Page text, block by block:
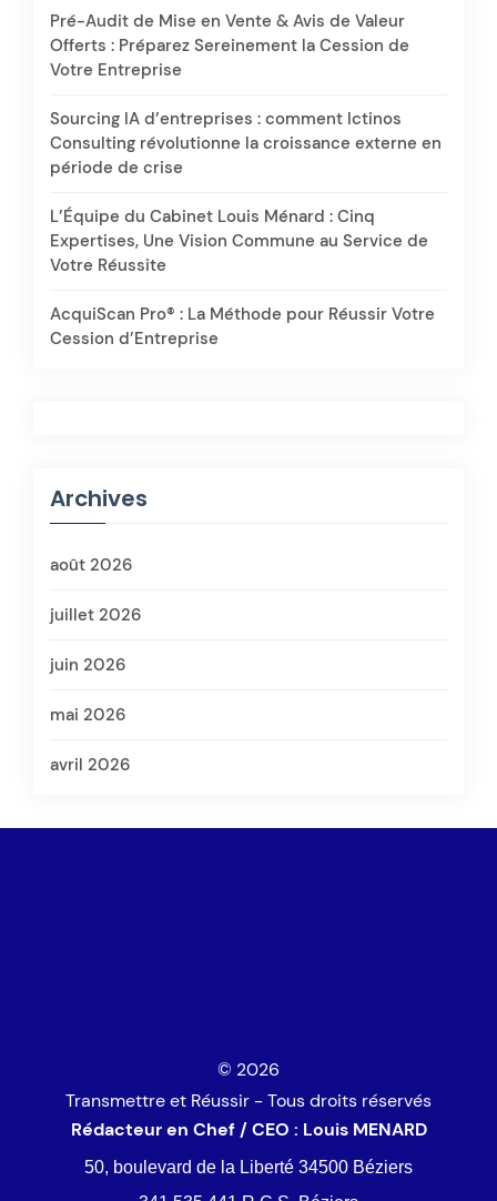
Pré-Audit de Mise en Vente & Avis de Valeur
Offerts : Préparez Sereinement la Cession de
Votre Entreprise
Sourcing IA d’entreprises : comment Ictinos
Consulting révolutionne la croissance externe en
période de crise
L’Équipe du Cabinet Louis Ménard : Cinq
Expertises, Une Vision Commune au Service de
Votre Réussite
AcquiScan Pro® : La Méthode pour Réussir Votre
Cession d’Entreprise
Archives
août 2026
juillet 2026
juin 2026
mai 2026
avril 2026
© 2026
Transmettre et Réussir - Tous droits réservés
Rédacteur en Chef / CEO : Louis MENARD
50, boulevard de la Liberté 34500 Béziers